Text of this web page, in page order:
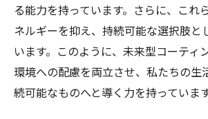
未来を担うコーティング技
高耐久と美観を両立した未来型
実力とは
耐久性を追求したコーティ
る能力を持っています。さらに、これ
ネルギーを抑え、持続可能な選択肢と
います。このように、未来型コーティ
環境への配慮を両立させ、私たちの生
続可能なものへと導く力を持っています